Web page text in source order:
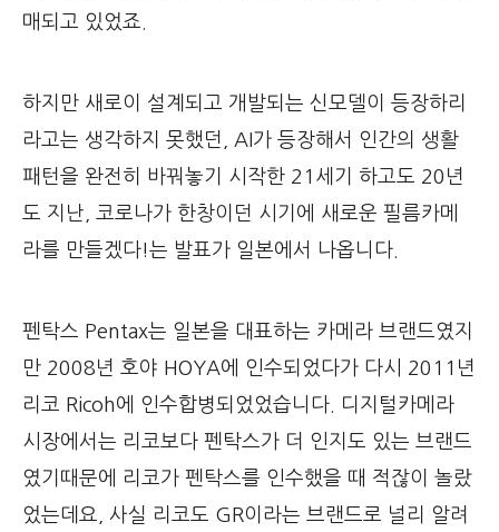
매되고 있었죠.
하지만 새로이 설계되고 개발되는 신모델이 등장하리
라고는 생각하지 못했던, AI가 등장해서 인간의 생활
패턴을 완전히 바꿔놓기 시작한 21세기 하고도 20년
도 지난, 코로나가 한창이던 시기에 새로운 필름카메
라를 만들겠다!는 발표가 일본에서 나옵니다.
펜탁스 Pentax는 일본을 대표하는 카메라 브랜드였지
만 2008년 호야 HOYA에 인수되었다가 다시 2011년
리코 Ricoh에 인수합병되었었습니다. 디지털카메라
시장에서는 리코보다 펜탁스가 더 인지도 있는 브랜드
였기때문에 리코가 펜탁스를 인수했을 때 적잖이 놀랐
었는데요, 사실 리코도 GR이라는 브랜드로 널리 알려